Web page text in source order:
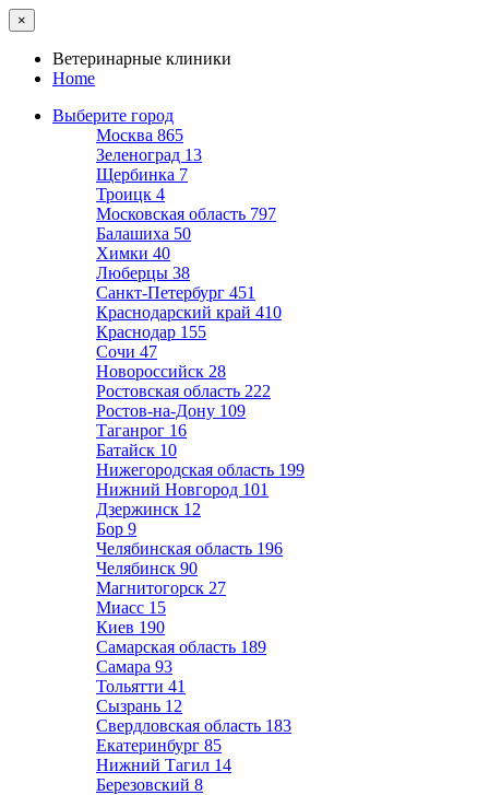
×
Ветеринарные клиники
Home
Выберите город
Москва 865
Зеленоград 13
Щербинка 7
Троицк 4
Московская область 797
Балашиха 50
Химки 40
Люберцы 38
Санкт-Петербург 451
Краснодарский край 410
Краснодар 155
Сочи 47
Новороссийск 28
Ростовская область 222
Ростов-на-Дону 109
Таганрог 16
Батайск 10
Нижегородская область 199
Нижний Новгород 101
Дзержинск 12
Бор 9
Челябинская область 196
Челябинск 90
Магнитогорск 27
Миасс 15
Киев 190
Самарская область 189
Самара 93
Тольятти 41
Сызрань 12
Свердловская область 183
Екатеринбург 85
Нижний Тагил 14
Березовский 8